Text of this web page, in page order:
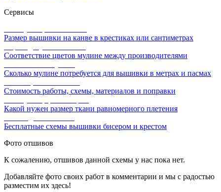
Сервисы
Размер вышивки на канве в крестиках или сантиметрах
Соответствие цветов мулине между производителями
Сколько мулине потребуется для вышивки в метрах и пасмах
Стоимость работы, схемы, материалов и поправки
Какой нужен размер ткани равномерного плетения
Бесплатные схемы вышивки бисером и крестом
Фото отшивов
К сожалению, отшивов данной схемы у нас пока нет.
Добавляйте фото своих работ в комментарии и мы с радостью
разместим их здесь!